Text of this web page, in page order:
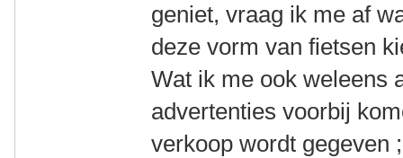
geniet, vraag ik me af
deze vorm van fietsen
Wat ik me ook weleens
advertenties voorbij
verkoop wordt gegeven